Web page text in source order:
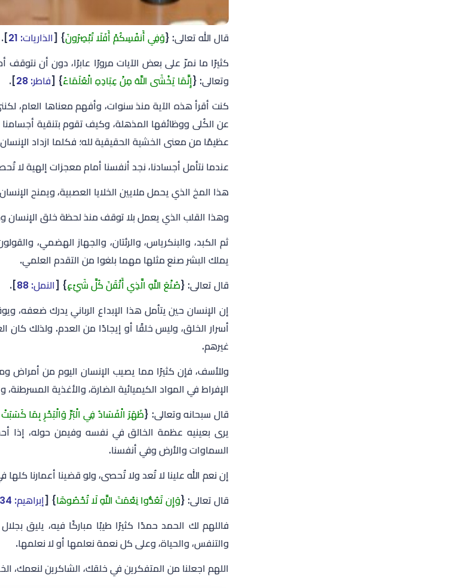
قال الله تعالى: {وَفِي أَنفُسِكُمْ أَفَلَا تُبْصِرُونَ} [الذاريات: 21
].
كثيرًا ما نمرّ على بعض الآيات مرورًا عابرًا، دون أن
وتعالى: {إِنَّمَا يَخْشَى اللَّهَ مِنْ عِبَادِهِ الْعُلَمَاءُ} [فاطر: 28
].
كنت أقرأ هذه الآية منذ سنوات، وأفهم معناها العام،
عن الكُلى ووظائفها المذهلة، وكيف تقوم بتنقية أجسامنا
عظيمًا من معنى الخشية الحقيقية لله؛ فكلما ازداد
عندما نتأمل أجسادنا، نجد أنفسنا أمام معجزات إلهية لا
هذا المخ الذي يحمل ملايين الخلايا العصبية، ويمنح الإنسان
وهذا القلب الذي يعمل بلا توقف منذ لحظة خلق الإنسان
ثم الكبد، والبنكرياس، والرئتان، والجهاز الهضمي،
يملك البشر صنع مثلها مهما بلغوا من التقدم العلمي.
قال تعالى: {صُنْعَ اللَّهِ الَّذِي أَتْقَنَ كُلَّ شَيْءٍ} [النمل: 88
].
إن الإنسان حين يتأمل هذا الإبداع الرباني يدرك
أسرار الخلق، وليس خلقًا أو إيجادًا من العدم. ولذلك كان
غيرهم.
وللأسف، فإن كثيرًا مما يصيب الإنسان اليوم من أمراض
الإفراط في المواد الكيميائية الضارة، والأغذية
قال سبحانه وتعالى: {ظَهَرَ الْفَسَادُ فِي الْبَرِّ وَالْبَحْرِ بِمَا
يرى بعينيه عظمة الخالق في نفسه وفيمن حوله، إذا
السماوات والأرض وفي أنفسنا.
إن نعم الله علينا لا تُعد ولا تُحصى، ولو قضينا أعمارنا
قال تعالى: {وَإِن تَعُدُّوا نِعْمَتَ اللَّهِ لَا تُحْصُوهَا} [إبراهيم: 34
فاللهم لك الحمد حمدًا كثيرًا طيبًا مباركًا فيه، يليق
والتنفس، والحياة، وعلى كل نعمة نعلمها أو لا نعلمها.
اللهم اجعلنا من المتفكرين في خلقك، الشاكرين لنعمك،